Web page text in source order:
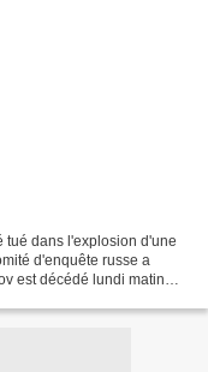
tué dans l'explosion d'une
d'enquête russe a
est décédé lundi matin